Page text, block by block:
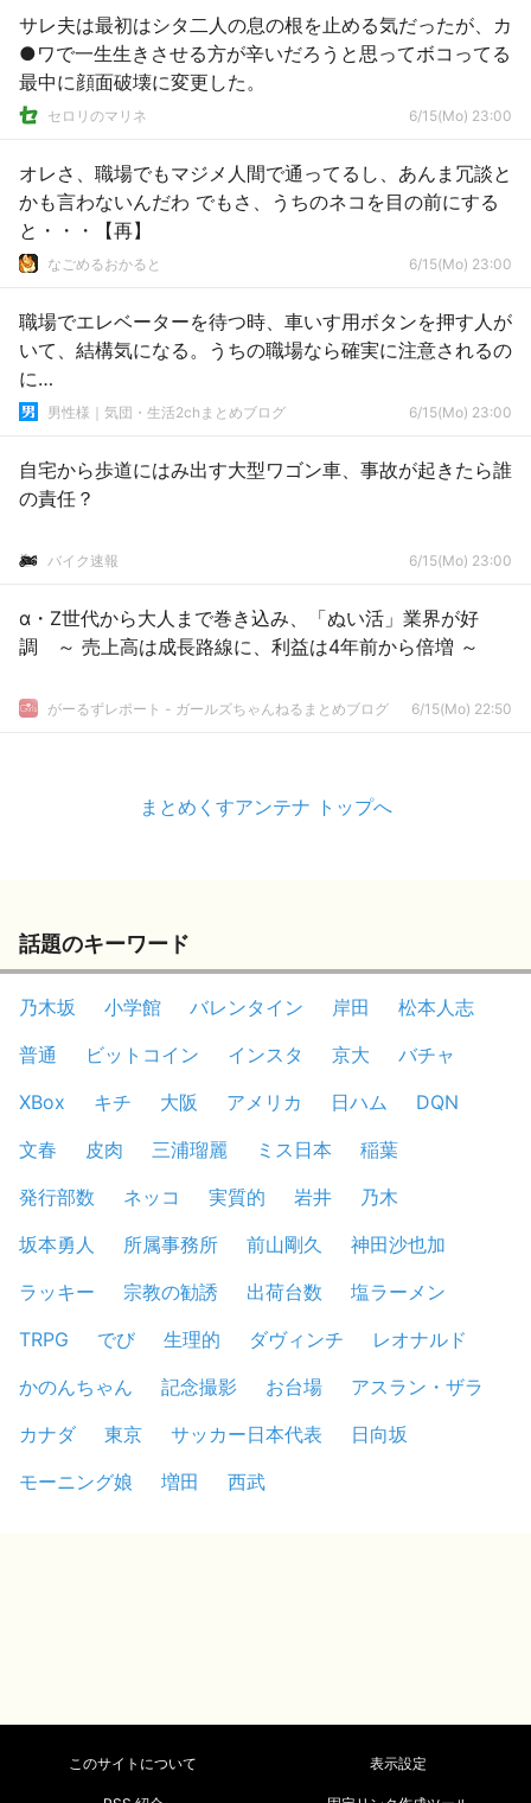
サレ夫は最初はシタ二人の息の根を止める気だったが、カ
●ワで一生生きさせる方が辛いだろうと思ってボコってる
最中に顔面破壊に変更した。
セロリのマリネ 6/15(Mo) 23:00
オレさ、職場でもマジメ人間で通ってるし、あんま冗談と
かも言わないんだわ でもさ、うちのネコを目の前にする
と・・・【再】
なごめるおかると 6/15(Mo) 23:00
職場でエレベーターを待つ時、車いす用ボタンを押す人が
いて、結構気になる。うちの職場なら確実に注意されるの
に…
男性様｜気団・生活2chまとめブログ 6/15(Mo) 23:00
自宅から歩道にはみ出す大型ワゴン車、事故が起きたら誰
の責任？
バイク速報 6/15(Mo) 23:00
α・Z世代から大人まで巻き込み、「ぬい活」業界が好
調 ～ 売上高は成長路線に、利益は4年前から倍増 ～
がーるずレポート - ガールズちゃんねるまとめブログ 6/15(Mo) 22:50
まとめくすアンテナ トップへ
話題のキーワード
乃木坂 小学館 バレンタイン 岸田
松本人志
普通
ビットコイン インスタ 京大
バチャ
XBox
キチ 大阪 アメリカ 日ハム
DQN
文春
皮肉 三浦瑠麗 ミス日本
稲葉
発行部数
ネッコ 実質的 岩井
乃木
坂本勇人
所属事務所 前山剛久
神田沙也加
ラッキー
宗教の勧誘 出荷台数
塩ラーメン
TRPG
でび 生理的 ダヴィンチ
レオナルド
かのんちゃん
記念撮影 お台場
アスラン・ザラ
カナダ
東京 サッカー日本代表
日向坂
モーニング娘
増田 西武
このサイトについて 表示設定